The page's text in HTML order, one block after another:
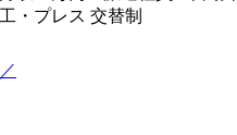
・プレス 交替制